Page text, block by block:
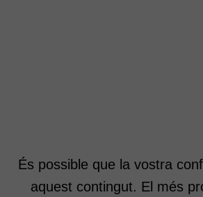
És possible que la vostra
aquest contingut. El més
Aquestes
cookies no
són